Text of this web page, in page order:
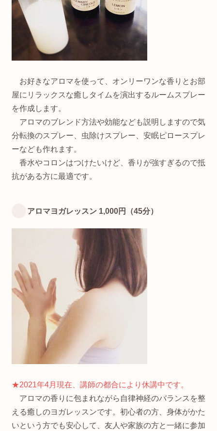
お好きなアロマを使って、オンリーワンな香りとお部
屋にリラックスな癒しタイムを演出するルームスプレー
を作成します。
アロマのブレンド方法や効能なども説明しますので気
分転換のスプレー、虫除けスプレー、安眠ピロースプレ
ーなども作れます。
香水やコロンはつけたいけど、香りが強すぎるので抵
抗がある方に最適です。
アロマヨガレッスン 1,000円（45分）
★2021年4月現在、講師の都合により休講中です。
アロマの香りに包まれながら自律神経のバランスを整
える癒しのヨガレッスンです。初心者の方、身体がかた
いという方でも安心して、友人や家族の方と一緒に参加